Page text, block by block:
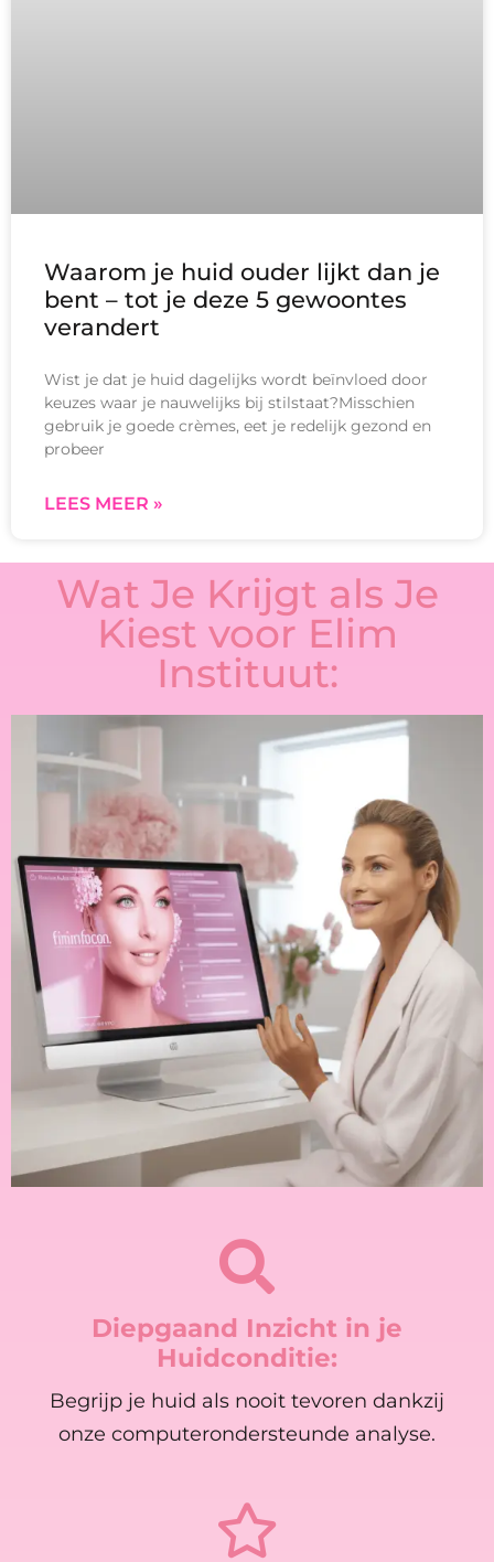
Waarom je huid ouder lijkt dan je
bent – tot je deze 5 gewoontes
verandert
Wist je dat je huid dagelijks wordt beïnvloed door
keuzes waar je nauwelijks bij stilstaat?Misschien
gebruik je goede crèmes, eet je redelijk gezond en
probeer
LEES MEER »
Wat Je Krijgt als Je
Kiest voor Elim
Instituut:
Diepgaand Inzicht in je
Huidconditie:
Begrijp je huid als nooit tevoren dankzij
onze computerondersteunde analyse.